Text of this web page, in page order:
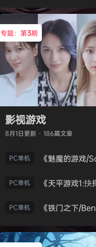
专题：第3期
影视游戏
8月1日更新 · 186篇文章
PC单机 《魅魔的游戏/
PC单机
PC单机 《铁门之下/